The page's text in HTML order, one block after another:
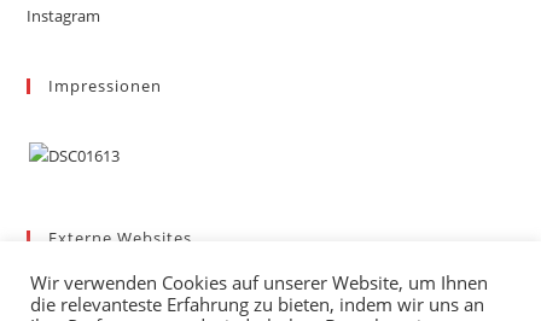
Instagram
Impressionen
Externe Websites
Gemeinde March
Wir verwenden Cookies auf unserer Website, um Ihnen
die relevanteste Erfahrung zu bieten, indem wir uns an